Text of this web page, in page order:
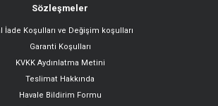
Sözleşmeler
İade Koşulları ve Değişim koşulları
Garanti Koşulları
KVKK Aydınlatma Metini
Teslimat Hakkında
Havale Bildirim Formu